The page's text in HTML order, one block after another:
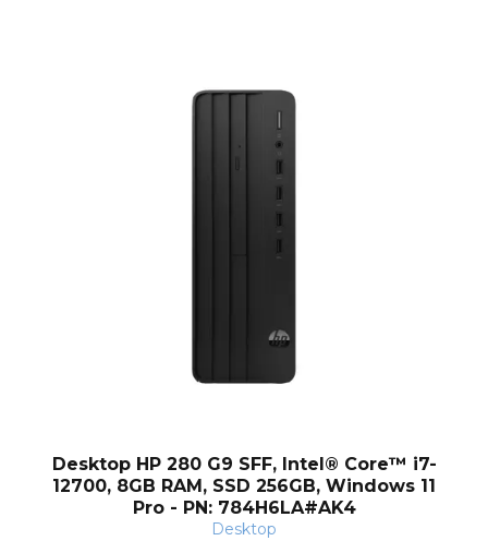
Desktop HP 280 G9 SFF, Intel® Core™ i7-
12700, 8GB RAM, SSD 256GB, Windows 11
Pro - PN: 784H6LA#AK4
Desktop